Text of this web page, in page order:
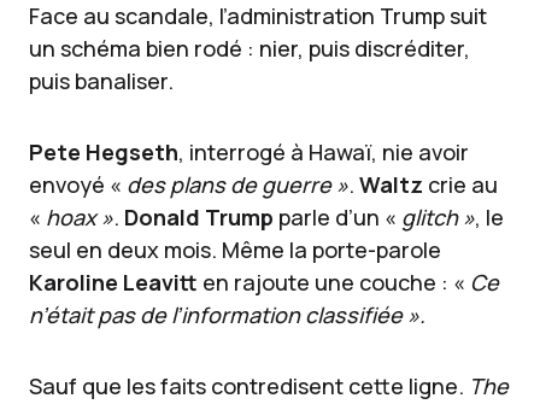
Face au scandale, l’administration Trump suit
un schéma bien rodé : nier, puis discréditer,
puis banaliser.
Pete Hegseth, interrogé à Hawaï, nie avoir
envoyé « des plans de guerre ». Waltz crie au
« hoax ». Donald Trump parle d’un « glitch », le
seul en deux mois. Même la porte-parole
Karoline Leavitt en rajoute une couche : « Ce
n’était pas de l’information classifiée ».
Sauf que les faits contredisent cette ligne. The